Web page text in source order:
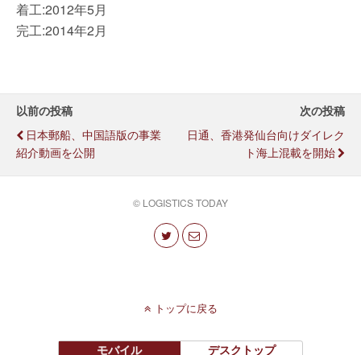
着工:2012年5月
完工:2014年2月
以前の投稿
日本郵船、中国語版の事業
紹介動画を公開
次の投稿
日通、香港発仙台向けダイレク
ト海上混載を開始
© LOGISTICS TODAY
トップに戻る
モバイル デスクトップ